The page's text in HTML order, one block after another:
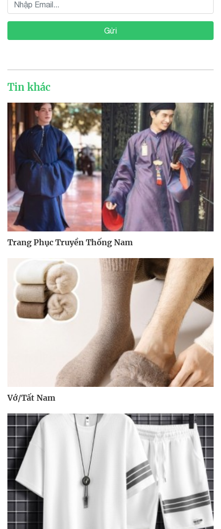
Gửi
Tin khác
Trang Phục Truyền Thống Nam
Vớ/Tất Nam